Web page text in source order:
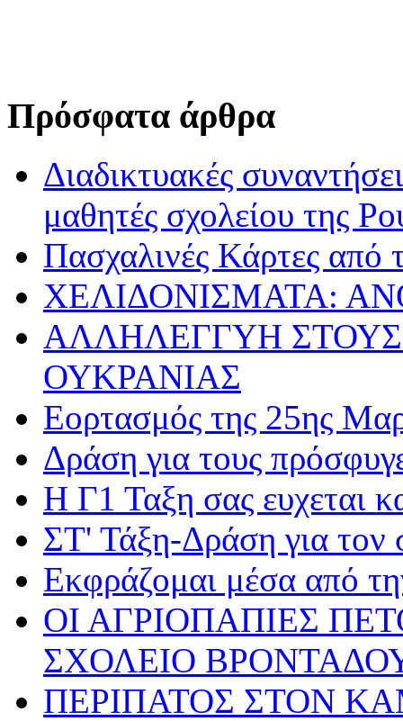
Πρόσφατα άρθρα
Διαδικτυακές
μαθητές σχολείου της
Πασχαλινές Κάρτες από
ΧΕΛΙΔΟΝΙΣΜΑΤΑ:
ΑΛΛΗΛΕΓΓΥΗ
ΟΥΚΡΑΝΙΑΣ
Εορτασμός της 25ης
Δράση για τους
Η Γ1 Ταξη σας ευχεται
ΣΤ' Τάξη-Δράση για τον
Εκφράζομαι μέσα από
ΟΙ ΑΓΡΙΟΠΑΠΙΕΣ
ΣΧΟΛΕΙΟ
ΠΕΡΙΠΑΤΟΣ ΣΤΟΝ